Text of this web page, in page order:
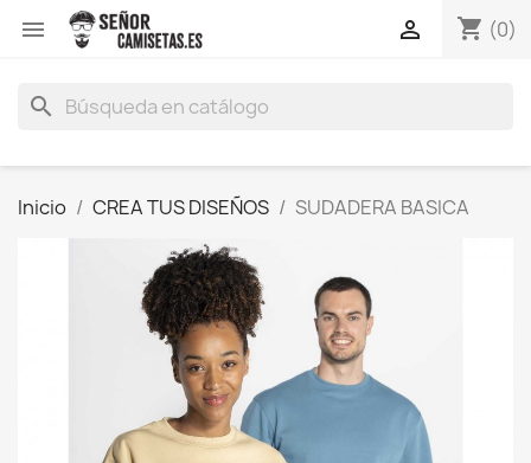
 shopping_cart (0)

search
Inicio CREA TUS DISEÑOS SUDADERA BASICA